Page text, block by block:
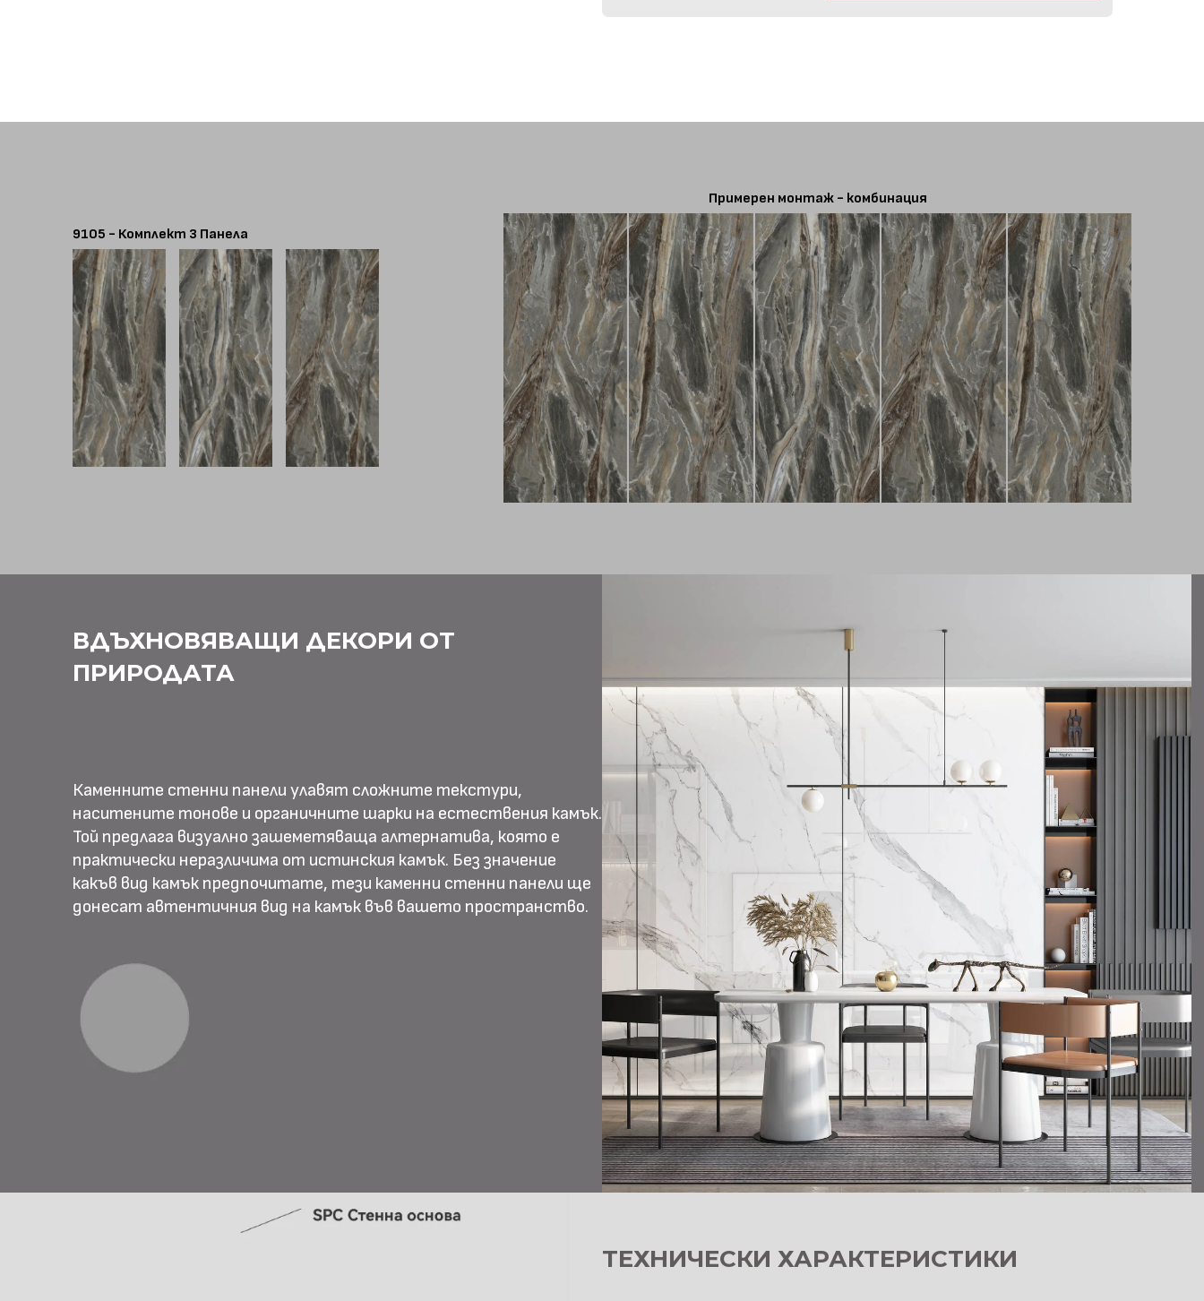
9105 - Комплект 3 Панела
Примерен монтаж - комбинация
ВДЪХНОВЯВАЩИ ДЕКОРИ ОТ
ПРИРОДАТА
Каменните стенни панели улавят сложните текстури,
наситените тонове и органичните шарки на естествения камък.
Той предлага визуално зашеметяваща алтернатива, която е
практически неразличима от истинския камък. Без значение
какъв вид камък предпочитате, тези каменни стенни панели ще
донесат автентичния вид на камък във вашето пространство.
ТЕХНИЧЕСКИ ХАРАКТЕРИСТИКИ